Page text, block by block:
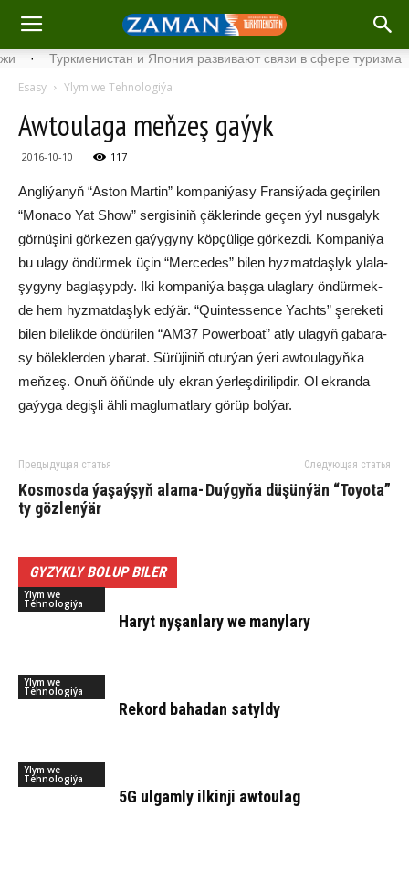
· Туркменистан и Япония развивают связи в сфере туризма ·
Esasy Ylym we Tehnologiýa
Aw­tou­la­ga meň­zeş ga­ýyk
2016-10-10 117
Ang­li­ýa­nyň “As­ton Mar­tin” kom­pa­ni­ýa­sy Fran­si­ýa­da ge­çi­ri­len
“Mo­naco Yat Show” ser­gi­si­niň çäk­le­rin­de ge­çen ýyl nus­ga­lyk
gör­nü­şi­ni gör­ke­zen ga­ýy­gyny köp­çü­li­ge gör­kez­di. Kom­pa­ni­ýa
bu ula­gy ön­dür­mek üçin “Mercedes” bi­len hyz­mat­daş­lyk yla­la­
şy­gy­ny bag­la­şyp­dy. Iki kom­pa­ni­ýa baş­ga ulag­la­ry ön­dür­mek­
de hem hyz­mat­daş­lyk ed­ýär. “Quin­tes­sence Yachts” şe­re­ke­ti
bi­len bi­le­lik­de ön­dü­ri­len “AM37 Po­wer­boat” at­ly ula­gyň ga­ba­ra­
sy bö­lek­ler­den yba­rat. Sü­rü­ji­niň otur­ýan ýe­ri aw­tou­la­gyň­ka
meň­zeş. Onuň öňün­de uly ek­ran ýer­leş­di­ri­lip­dir. Ol ek­ran­da
ga­ýy­ga de­giş­li äh­li mag­lu­mat­la­ry gö­rüp bol­ýar.
Предыдущая статья
Kos­mos­da ýa­şaý­şyň ala­ma­
ty göz­len­ýär
Следующая статья
Duýgyňa düşünýän “Toyota”
GYZYKLY BOLUP BILER
Ylym we
Tehnologiýa
Ha­ryt ny­şan­la­ry we ma­ny­la­ry
Ylym we
Tehnologiýa
Rekord bahadan satyldy
Ylym we
Tehnologiýa
5G ulgamly ilkinji awtoulag